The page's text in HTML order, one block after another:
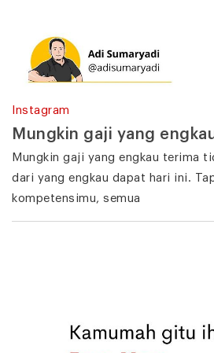
Instagram
Mungkin gaji yang
Mungkin gaji yang engkau terima
dari yang engkau dapat hari ini.
kompetensimu, semua